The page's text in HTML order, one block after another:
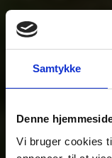
Samtykke
Denne
Vi bruger cookies